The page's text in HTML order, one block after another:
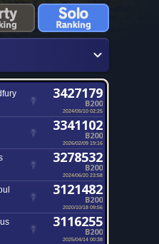
3427179
B200
2024/05/10 02:25
3341102
B200
2026/02/09 19:16
3278532
B200
2024/06/20 23:58
3121482
B200
2020/10/18 09:56
3116255
B200
2025/04/14 00:38